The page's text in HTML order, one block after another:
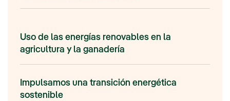
Uso de las energías renovables en la
agricultura y la ganadería
Impulsamos una transición energética
sostenible